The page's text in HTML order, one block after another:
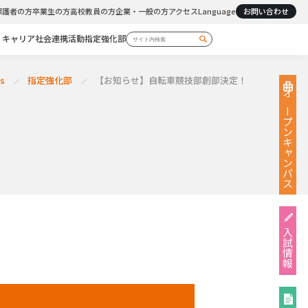
者の方卒業生の方高校教員の方企業・一般の方アクセスLanguage お問い合わせ
ャリア社会連携活動指定強化部
オープン
キャンパス
入試情報
指定強化部 【お知らせ】自転車競技部創部決定！